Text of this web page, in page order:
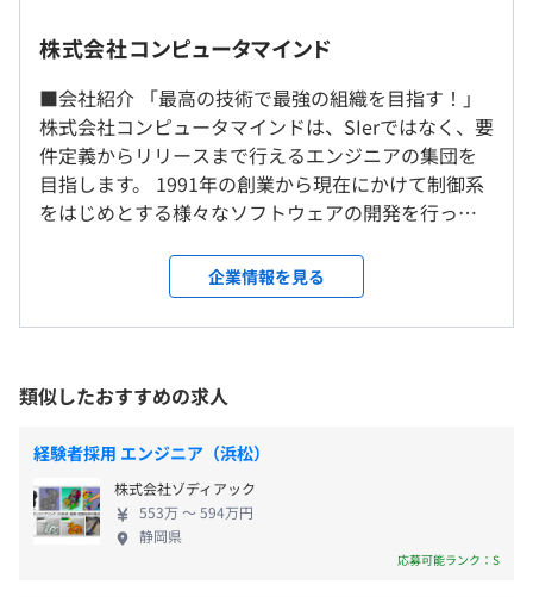
content/uploads/2025/04/Development_case_collectio
n_rd.pdf
◆AI
・衛生陶器外観検査自動化
・リサイクル選別機開発
・眼底検査装置への先端技術導入
・漁獲物の画像解析システム構築に関する研究開発
・SLAMによるフォークリフト車両位置推定高精度化
◆画像処理
・建材外観検査用画像処理PoC
・特定図形検出カメラアプリ開発
※納品の際は数日お客様先にて開発業務が発生します。
※試用期間終了後は月あたりのリモート頻度は基本的に自
由です。
※服装はオフィスカジュアルで問題ございません
本社、および自宅
変更なし
受動喫煙防止措置に関する事項
敷地内禁煙（喫煙場所あり）
・金額：例)基本情報技術者：5,000円/月
応用情報技術者：10,000円/月
統計検定準一級：15,000円/月
G検定：2,000円/月
は年収提示額を保証するものではありません）
8：30～17：30
の自主性に任せています
平均残業時間：平均12.7時間／月
株式会社コンピュータマインド
■会社紹介 「最高の技術で最強の組織を目指す！」
株式会社コンピュータマインドは、SIerではなく、要
件定義からリリースまで行えるエンジニアの集団を
目指します。 1991年の創業から現在にかけて制御系
をはじめとする様々なソフトウェアの開発を行って
の開発を始め、2018年頃からは3次元点群、SLAM開
発にも着手しAIとの融合を含め研究開発も行ってお
ります。 弊社の最大の特徴はAIの開発とAIを実装し
できる点です。 AIの社会実装ができる企業という評
価をいただき、多くの企業様から直接案件をいただ
いております。 ■弊社の魅力 ・9割が持ち帰り案件
のため、自社内で自社のメンバーと開発ができる ・
制御系をはじめとしたさまざまなアプリケーション
の開発に携われる ・9割の案件がプライム案件のた
め、要件定義からリリースまで一気通貫で携わるこ
企業情報を見る
類似したおすすめの求人
経験者採用 エンジニア（浜松）
株式会社ゾディアック
553万 〜 594万円
静岡県
応募可能ランク：S